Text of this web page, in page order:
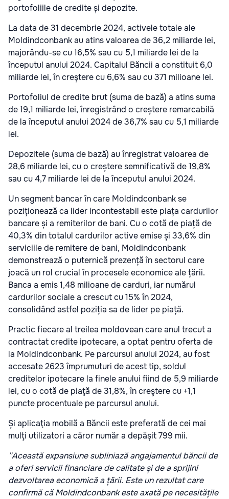
portofoliile de credite și depozite.
La data de 31 decembrie 2024, activele totale ale
Moldindconbank au atins valoarea de 36,2 miliarde lei,
majorându-se cu 16,5% sau cu 5,1 miliarde lei de la
începutul anului 2024. Capitalul Băncii a constituit 6,0
miliarde lei, în creştere cu 6,6% sau cu 371 milioane lei.
Portofoliul de credite brut (suma de bază) a atins suma
de 19,1 miliarde lei, înregistrând o creștere remarcabilă
de la începutul anului 2024 de 36,7% sau cu 5,1 miliarde
lei.
Depozitele (suma de bază) au înregistrat valoarea de
28,6 miliarde lei, cu o creștere semnificativă de 19,8%
sau cu 4,7 miliarde lei de la începutul anului 2024.
Un segment bancar în care Moldindconbank se
poziționează ca lider incontestabil este piața cardurilor
bancare și a remiterilor de bani. Cu o cotă de piață de
40,3% din totalul cardurilor active emise și 33,6% din
serviciile de remitere de bani, Moldindconbank
demonstrează o puternică prezență în sectorul care
joacă un rol crucial în procesele economice ale țării.
Banca a emis 1,48 milioane de carduri, iar numărul
cardurilor sociale a crescut cu 15% în 2024,
consolidând astfel poziția sa de lider pe piață.
Practic fiecare al treilea moldovean care anul trecut a
contractat credite ipotecare, a optat pentru oferta de
la Moldindconbank. Pe parcursul anului 2024, au fost
accesate 2623 împrumuturi de acest tip, soldul
creditelor ipotecare la finele anului fiind de 5,9 miliarde
lei, cu o cotă de piaţă de 31,8%, în creştere cu +1,1
puncte procentuale pe parcursul anului.
Și aplicaţia mobilă a Băncii este preferată de cei mai
mulţi utilizatori a căror număr a depăşit 799 mii.
”Această expansiune subliniază angajamentul băncii de
a oferi servicii financiare de calitate și de a sprijini
dezvoltarea economică a țării. Este un rezultat care
confirmă că Moldindconbank este axată pe necesitățile